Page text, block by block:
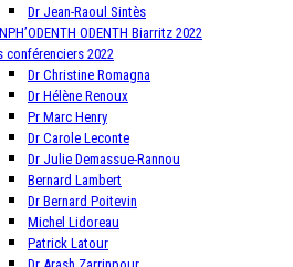
Dr Jean-Raoul Sintès
ODENTH Biarritz 2022
conférenciers 2022
Dr Christine Romagna
Dr Hélène Renoux
Pr Marc Henry
Dr Carole Leconte
Dr Julie Demassue-Rannou
Bernard Lambert
Dr Bernard Poitevin
Michel Lidoreau
Patrick Latour